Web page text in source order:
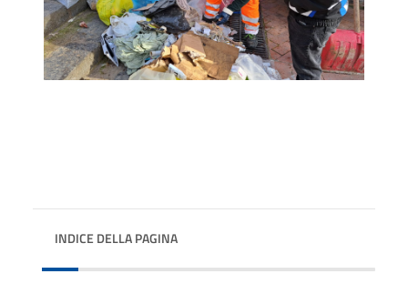
INDICE DELLA PAGINA